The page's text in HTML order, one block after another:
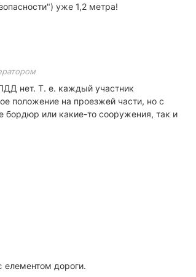
уже 1,2 метра!
нет. Т. е. каждый участник
положение на проезжей части, но с
бордюр или какие-то сооружения, так и
елементом дороги.